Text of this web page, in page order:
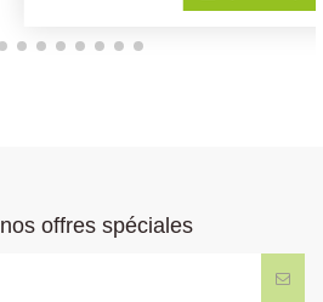
offres spéciales